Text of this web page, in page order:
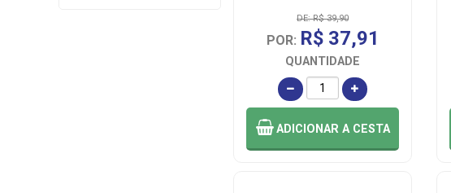
DE: R$ 39,90
POR: R$ 37,91
QUANTIDADE
ADICIONAR A CESTA